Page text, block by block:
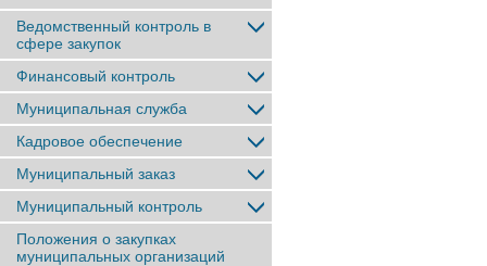
Ведомственный контроль в
сфере закупок
Финансовый контроль
Муниципальная служба
Кадровое обеспечение
Муниципальный заказ
Муниципальный контроль
Положения о закупках
муниципальных организаций